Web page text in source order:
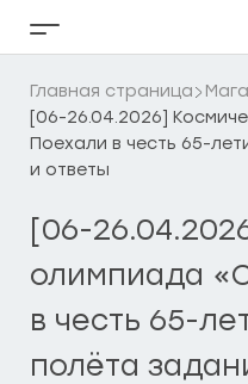
Кнопка
бокового
меню
Главная страница
[06-26.04.2026]
Поехали в честь 65-
и ответы
[06-
олимпиада
в честь 65-
полёта